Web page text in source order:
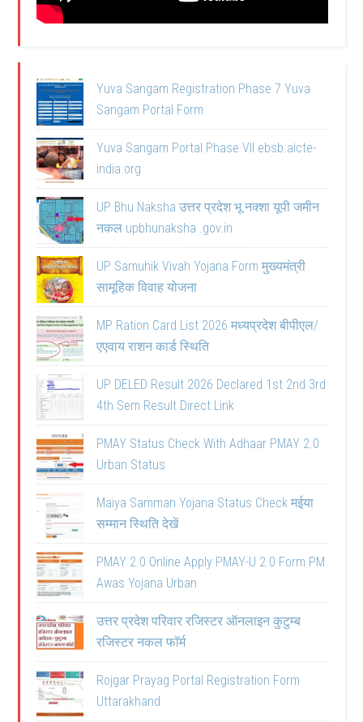
Yuva Sangam Registration Phase 7 Yuva
Sangam Portal Form
Yuva Sangam Portal Phase VII ebsb.aicte-
india.org
UP Bhu Naksha उत्तर प्रदेश भू नक्शा यूपी जमीन
नकल upbhunaksha .gov.in
UP Samuhik Vivah Yojana Form मुख्यमंत्री
सामूहिक विवाह योजना
MP Ration Card List 2026 मध्यप्रदेश बीपीएल/
एएवाय राशन कार्ड स्थिति
UP DELED Result 2026 Declared 1st 2nd 3rd
4th Sem Result Direct Link
PMAY Status Check With Adhaar PMAY 2.0
Urban Status
Maiya Samman Yojana Status Check मईया
सम्मान स्थिति देखें
PMAY 2.0 Online Apply PMAY-U 2.0 Form PM
Awas Yojana Urban
उत्तर प्रदेश परिवार रजिस्टर ऑनलाइन कुटुम्ब
रजिस्टर नकल फॉर्म
Rojgar Prayag Portal Registration Form
Uttarakhand